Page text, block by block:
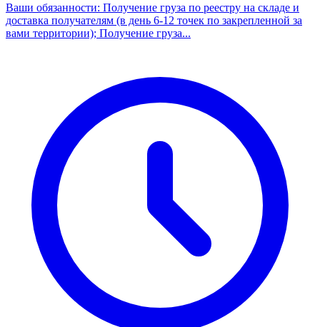
Ваши обязанности: Получение груза по реестру на складе и
доставка получателям (в день 6-12 точек по закрепленной за
вами территории); Получение груза...